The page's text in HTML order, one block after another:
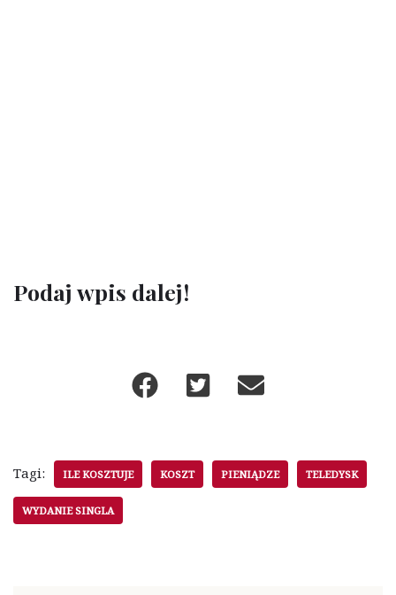
Podaj wpis dalej!
Tagi: ILE KOSZTUJE KOSZT PIENIĄDZE TELEDYSK
WYDANIE SINGLA